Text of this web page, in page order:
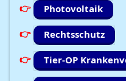
Photovoltaik
Rechtsschutz
Tier-OP